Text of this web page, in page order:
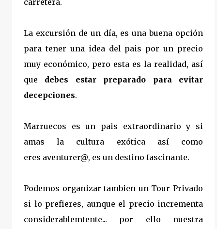
La excursión de un día, es una buena opción
para tener una idea del pais por un precio
muy económico, pero esta es la realidad, así
que debes estar preparado para evitar
decepciones.
Marruecos es un pais extraordinario y si
amas la cultura exótica así como
eres aventurer@, es un destino fascinante.
Podemos organizar tambien un Tour Privado
si lo prefieres, aunque el precio incrementa
considerablemtente... por ello nuestra